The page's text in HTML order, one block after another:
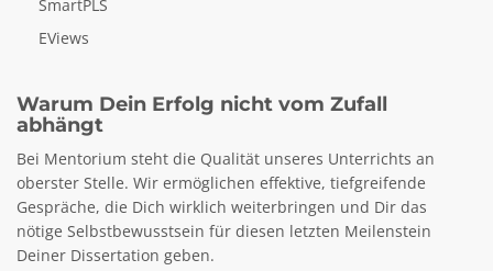
SmartPLS
EViews
Warum Dein Erfolg nicht vom Zufall
abhängt
Bei Mentorium steht die Qualität unseres Unterrichts an
oberster Stelle. Wir ermöglichen effektive, tiefgreifende
Gespräche, die Dich wirklich weiterbringen und Dir das
nötige Selbstbewusstsein für diesen letzten Meilenstein
Deiner Dissertation geben.